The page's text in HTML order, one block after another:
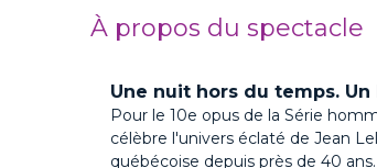
À propos du spectacle
Une nuit hors du temps.
Pour le 10e opus de la Série
célèbre l'univers éclaté de Jean
québécoise depuis près de 40